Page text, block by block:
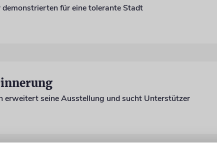
für eine tolerante Stadt
erweitert seine Ausstellung und sucht Unterstützer